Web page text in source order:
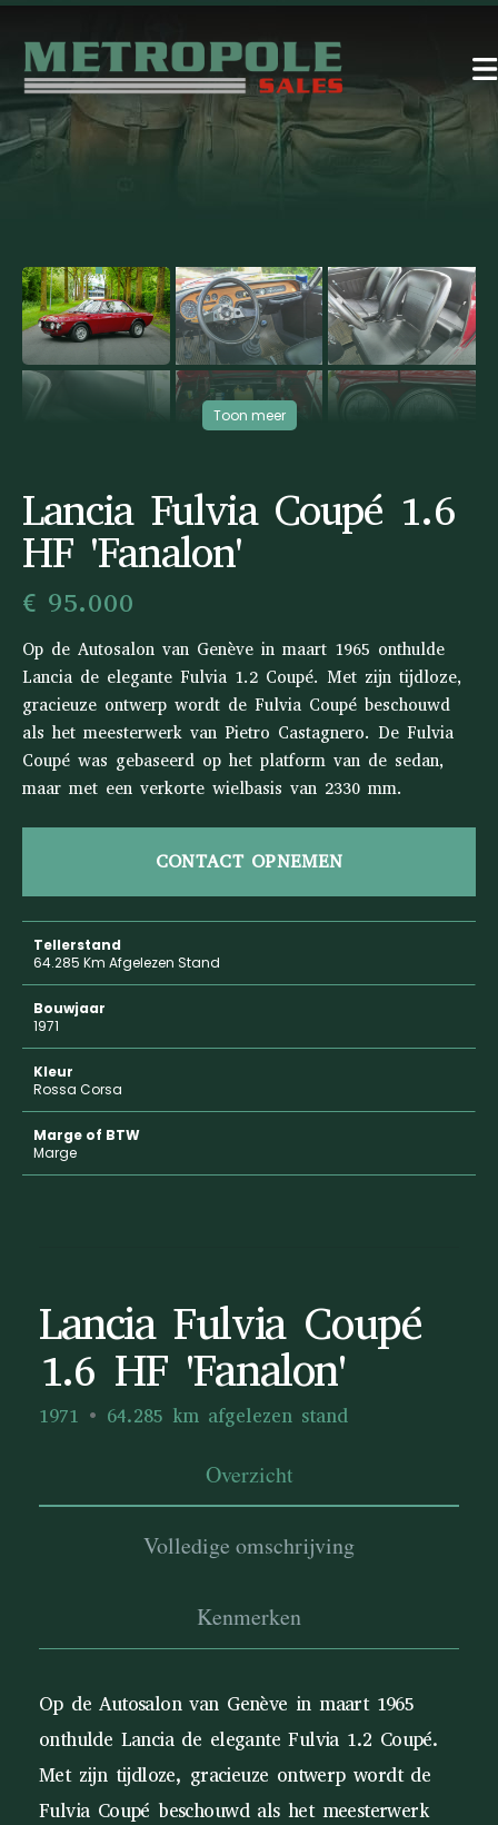
‹ ›
Toon meer
Lancia Fulvia Coupé 1.6
HF 'Fanalon'
€ 95.000
Op de Autosalon van Genève in maart 1965 onthulde
Lancia de elegante Fulvia 1.2 Coupé. Met zijn tijdloze,
gracieuze ontwerp wordt de Fulvia Coupé beschouwd
als het meesterwerk van Pietro Castagnero. De Fulvia
Coupé was gebaseerd op het platform van de sedan,
maar met een verkorte wielbasis van 2330 mm.
CONTACT OPNEMEN
Tellerstand
64.285 Km Afgelezen Stand
Bouwjaar
1971
Kleur
Rossa Corsa
Marge of BTW
Marge
Lancia Fulvia Coupé
1.6 HF 'Fanalon'
1971 64.285 km afgelezen stand
Overzicht
Volledige omschrijving
Kenmerken
Op de Autosalon van Genève in maart 1965
onthulde Lancia de elegante Fulvia 1.2 Coupé.
Met zijn tijdloze, gracieuze ontwerp wordt de
Fulvia Coupé beschouwd als het meesterwerk